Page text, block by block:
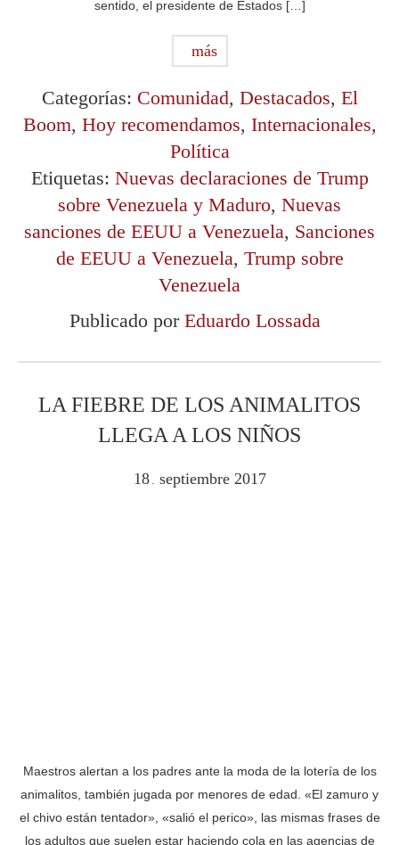
sentido, el presidente de Estados […]
más
Categorías: Comunidad, Destacados, El
Boom, Hoy recomendamos, Internacionales,
Política
Etiquetas: Nuevas declaraciones de Trump
sobre Venezuela y Maduro, Nuevas
sanciones de EEUU a Venezuela, Sanciones
de EEUU a Venezuela, Trump sobre
Venezuela
Publicado por Eduardo Lossada
LA FIEBRE DE LOS ANIMALITOS
LLEGA A LOS NIÑOS
18 septiembre 2017
Maestros alertan a los padres ante la moda de la lotería de los
animalitos, también jugada por menores de edad. «El zamuro y
el chivo están tentador», «salió el perico», las mismas frases de
los adultos que suelen estar haciendo cola en las agencias de